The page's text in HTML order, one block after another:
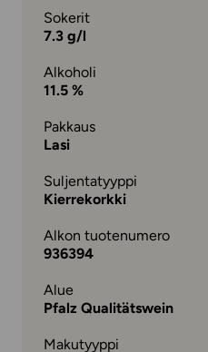
Sokerit
7.3 g/l
Alkoholi
11.5 %
Pakkaus
Lasi
Suljentatyyppi
Kierrekorkki
Alkon tuotenumero
936394
Alue
Pfalz Qualitätswein
Makutyyppi